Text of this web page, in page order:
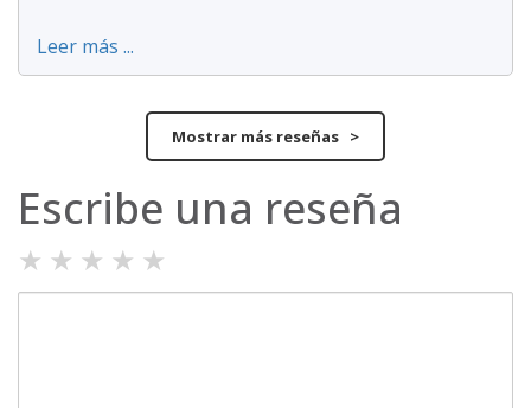
Leer más ...
Mostrar más reseñas >
Escribe una reseña
★ ★ ★ ★ ★